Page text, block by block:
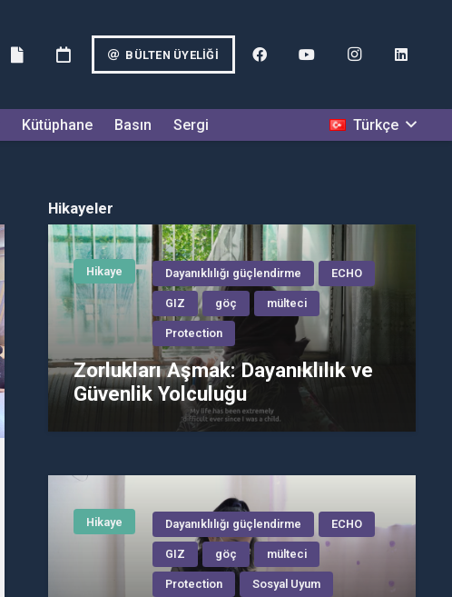
BÜLTEN ÜYELIĞI
Kütüphane Basın Sergi Türkçe
Hikayeler
Hikaye Dayanıklılığı güçlendirme ECHO
GIZ göç mülteci
Protection
Zorlukları Aşmak: Dayanıklılık ve
Güvenlik Yolculuğu
Hikaye Dayanıklılığı güçlendirme ECHO
GIZ göç mülteci
Protection Sosyal Uyum